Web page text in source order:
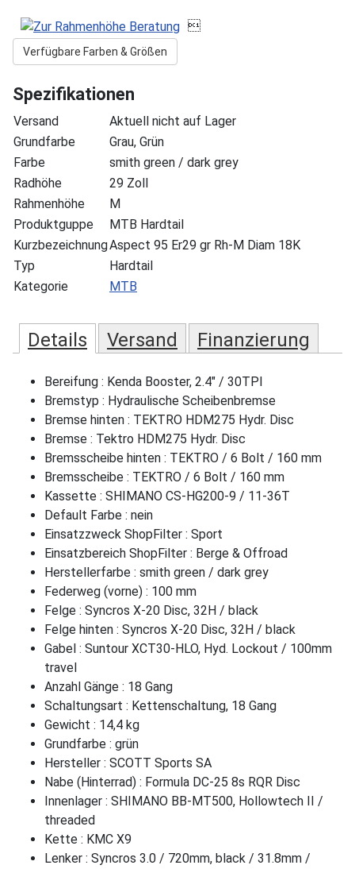

Verfügbare Farben & Größen
Spezifikationen
Versand
Aktuell nicht auf Lager
Grundfarbe
Grau, Grün
Farbe
smith green / dark grey
Radhöhe
29 Zoll
Rahmenhöhe
M
Produktguppe
MTB Hardtail
KurzbezeichnungAspect 95 Er29 gr Rh-M Diam 18K
Typ
Hardtail
Kategorie
MTB
Details Versand Finanzierung
Bereifung : Kenda Booster, 2.4" / 30TPI
Bremstyp : Hydraulische Scheibenbremse
Bremse hinten : TEKTRO HDM275 Hydr. Disc
Bremse : Tektro HDM275 Hydr. Disc
Bremsscheibe hinten : TEKTRO / 6 Bolt / 160 mm
Bremsscheibe : TEKTRO / 6 Bolt / 160 mm
Kassette : SHIMANO CS-HG200-9 / 11-36T
Default Farbe : nein
Einsatzzweck ShopFilter : Sport
Einsatzbereich ShopFilter : Berge & Offroad
Herstellerfarbe : smith green / dark grey
Federweg (vorne) : 100 mm
Felge : Syncros X-20 Disc, 32H / black
Felge hinten : Syncros X-20 Disc, 32H / black
Gabel : Suntour XCT30-HLO, Hyd. Lockout / 100mm
travel
Anzahl Gänge : 18 Gang
Schaltungsart : Kettenschaltung, 18 Gang
Gewicht : 14,4 kg
Grundfarbe : grün
Hersteller : SCOTT Sports SA
Nabe (Hinterrad) : Formula DC-25 8s RQR Disc
Innenlager : SHIMANO BB-MT500, Hollowtech II /
threaded
Kette : KMC X9
Lenker : Syncros 3.0 / 720mm, black / 31.8mm /